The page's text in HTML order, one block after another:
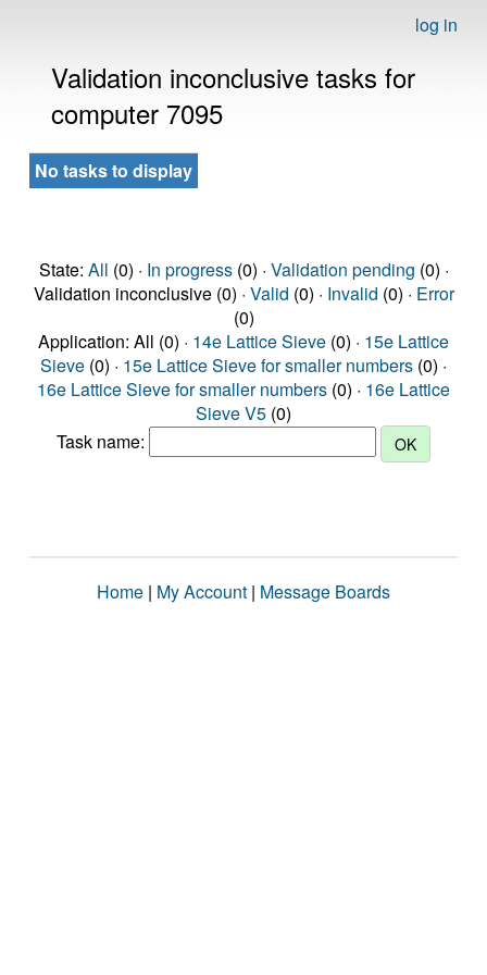
log in
Validation inconclusive tasks for
computer 7095
No tasks to display
State: All (0) · In progress(0) · Validation pending (0) ·
Validation inconclusive (0) · Valid (0) · Invalid (0) · Error
(0)
Application: All (0) · 14e Lattice Sieve (0) · 15e Lattice
Sieve (0) · 15e Lattice Sieve for smaller numbers (0) ·
16e Lattice Sieve for smaller numbers (0) · 16e Lattice
Sieve V5 (0)
Task name:
Home | My Account | Message Boards